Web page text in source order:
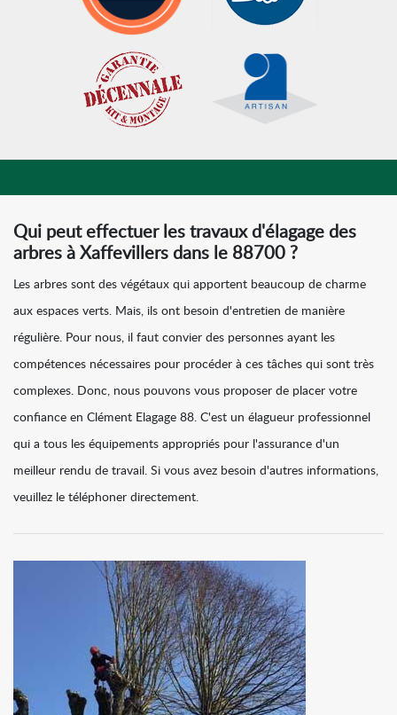
Qui peut effectuer les travaux d'élagage des
arbres à Xaffevillers dans le 88700 ?
Les arbres sont des végétaux qui apportent beaucoup de charme
aux espaces verts. Mais, ils ont besoin d'entretien de manière
régulière. Pour nous, il faut convier des personnes ayant les
compétences nécessaires pour procéder à ces tâches qui sont très
complexes. Donc, nous pouvons vous proposer de placer votre
confiance en Clément Elagage 88. C'est un élagueur professionnel
qui a tous les équipements appropriés pour l'assurance d'un
meilleur rendu de travail. Si vous avez besoin d'autres informations,
veuillez le téléphoner directement.